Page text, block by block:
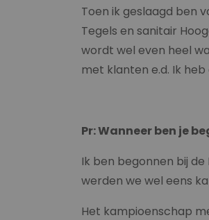
Toen ik geslaagd ben
Tegels en sanitair
wordt wel even heel
met klanten e.d. Ik heb
Pr: Wanneer ben je
Ik ben begonnen bij de
werden we wel eens
Het kampioenschap